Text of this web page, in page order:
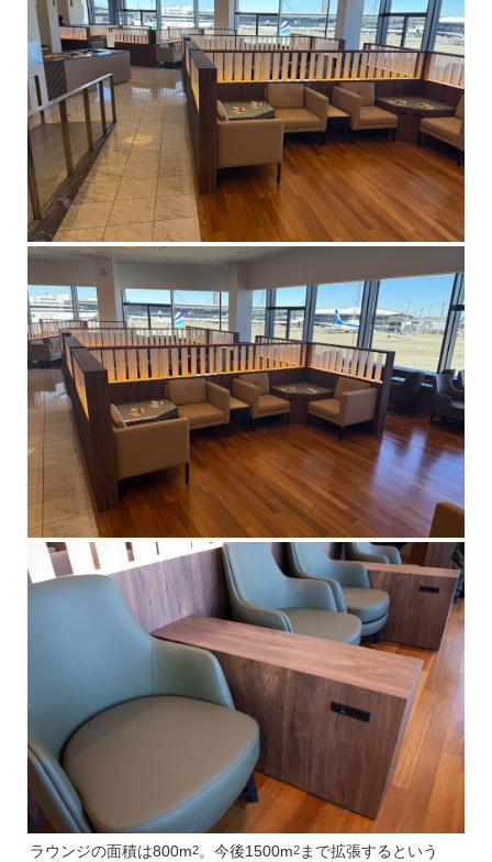
ラウンジの面積は800m2。今後1500m2まで拡張するという